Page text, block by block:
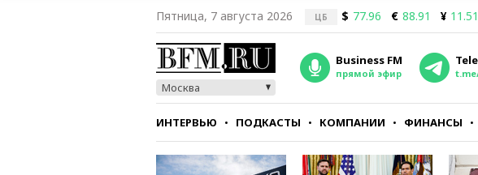
Пятница, 7 августа 2026 ЦБ $ 77.96 € 88.91 ¥ 11.51
Москва
Business FM
прямой эфир
ИНТЕРВЬЮ ПОДКАСТЫ КОМПАНИИ ФИНАНСЫ
СТИЛЬ ТЕСТЫ